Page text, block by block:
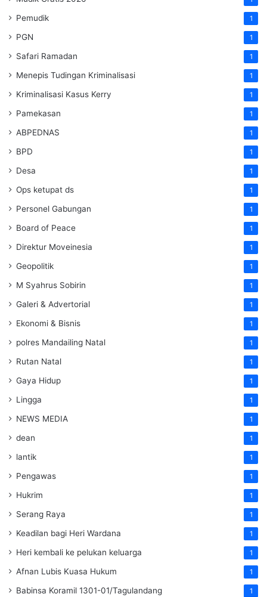
Pemudik 1
PGN 1
Safari Ramadan 1
Menepis Tudingan Kriminalisasi 1
Kriminalisasi Kasus Kerry 1
Pamekasan 1
ABPEDNAS 1
BPD 1
Desa 1
Ops ketupat ds 1
Personel Gabungan 1
Board of Peace 1
Direktur Moveinesia 1
Geopolitik 1
M Syahrus Sobirin 1
Galeri & Advertorial 1
Ekonomi & Bisnis 1
polres Mandailing Natal 1
Rutan Natal 1
Gaya Hidup 1
Lingga 1
NEWS MEDIA 1
dean 1
lantik 1
Pengawas 1
Hukrim 1
Serang Raya 1
Keadilan bagi Heri Wardana 1
Heri kembali ke pelukan keluarga 1
Afnan Lubis Kuasa Hukum 1
Babinsa Koramil 1301-01/Tagulandang 1